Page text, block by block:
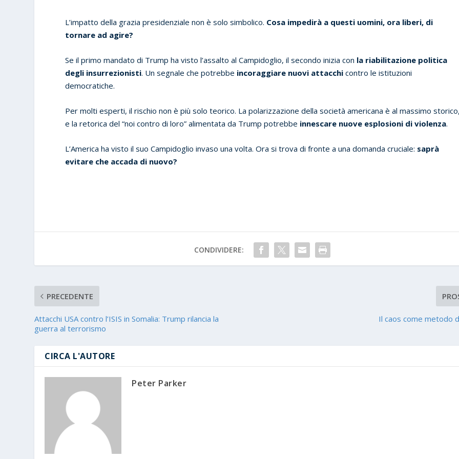
L’impatto della grazia presidenziale non è solo simbolico. Cosa impedirà a questi uomini, ora liberi, di
tornare ad agire?
Se il primo mandato di Trump ha visto l’assalto al Campidoglio, il secondo inizia con la riabilitazione politica
degli insurrezionisti. Un segnale che potrebbe incoraggiare nuovi attacchi contro le istituzioni
democratiche.
Per molti esperti, il rischio non è più solo teorico. La polarizzazione della società americana è al massimo
e la retorica del “noi contro di loro” alimentata da Trump potrebbe innescare nuove esplosioni di violenza.
L’America ha visto il suo Campidoglio invaso una volta. Ora si trova di fronte a una domanda cruciale: saprà
evitare che accada di nuovo?
CONDIVIDERE:
PRECEDENTE
Attacchi USA contro l’ISIS in Somalia: Trump rilancia la
guerra al terrorismo
Il caos come metodo
CIRCA L'AUTORE
Peter Parker